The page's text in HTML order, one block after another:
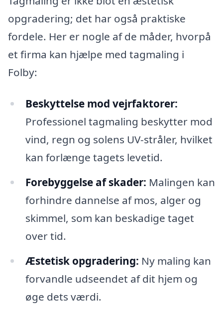
opgradering; det har også praktiske
fordele. Her er nogle af de måder, hvorpå
et firma kan hjælpe med tagmaling i
Folby:
Beskyttelse mod vejrfaktorer:
Professionel tagmaling beskytter mod
vind, regn og solens UV-stråler, hvilket
kan forlænge tagets levetid.
Forebyggelse af skader: Malingen kan
forhindre dannelse af mos, alger og
skimmel, som kan beskadige taget
over tid.
Æstetisk opgradering: Ny maling kan
forvandle udseendet af dit hjem og
øge dets værdi.